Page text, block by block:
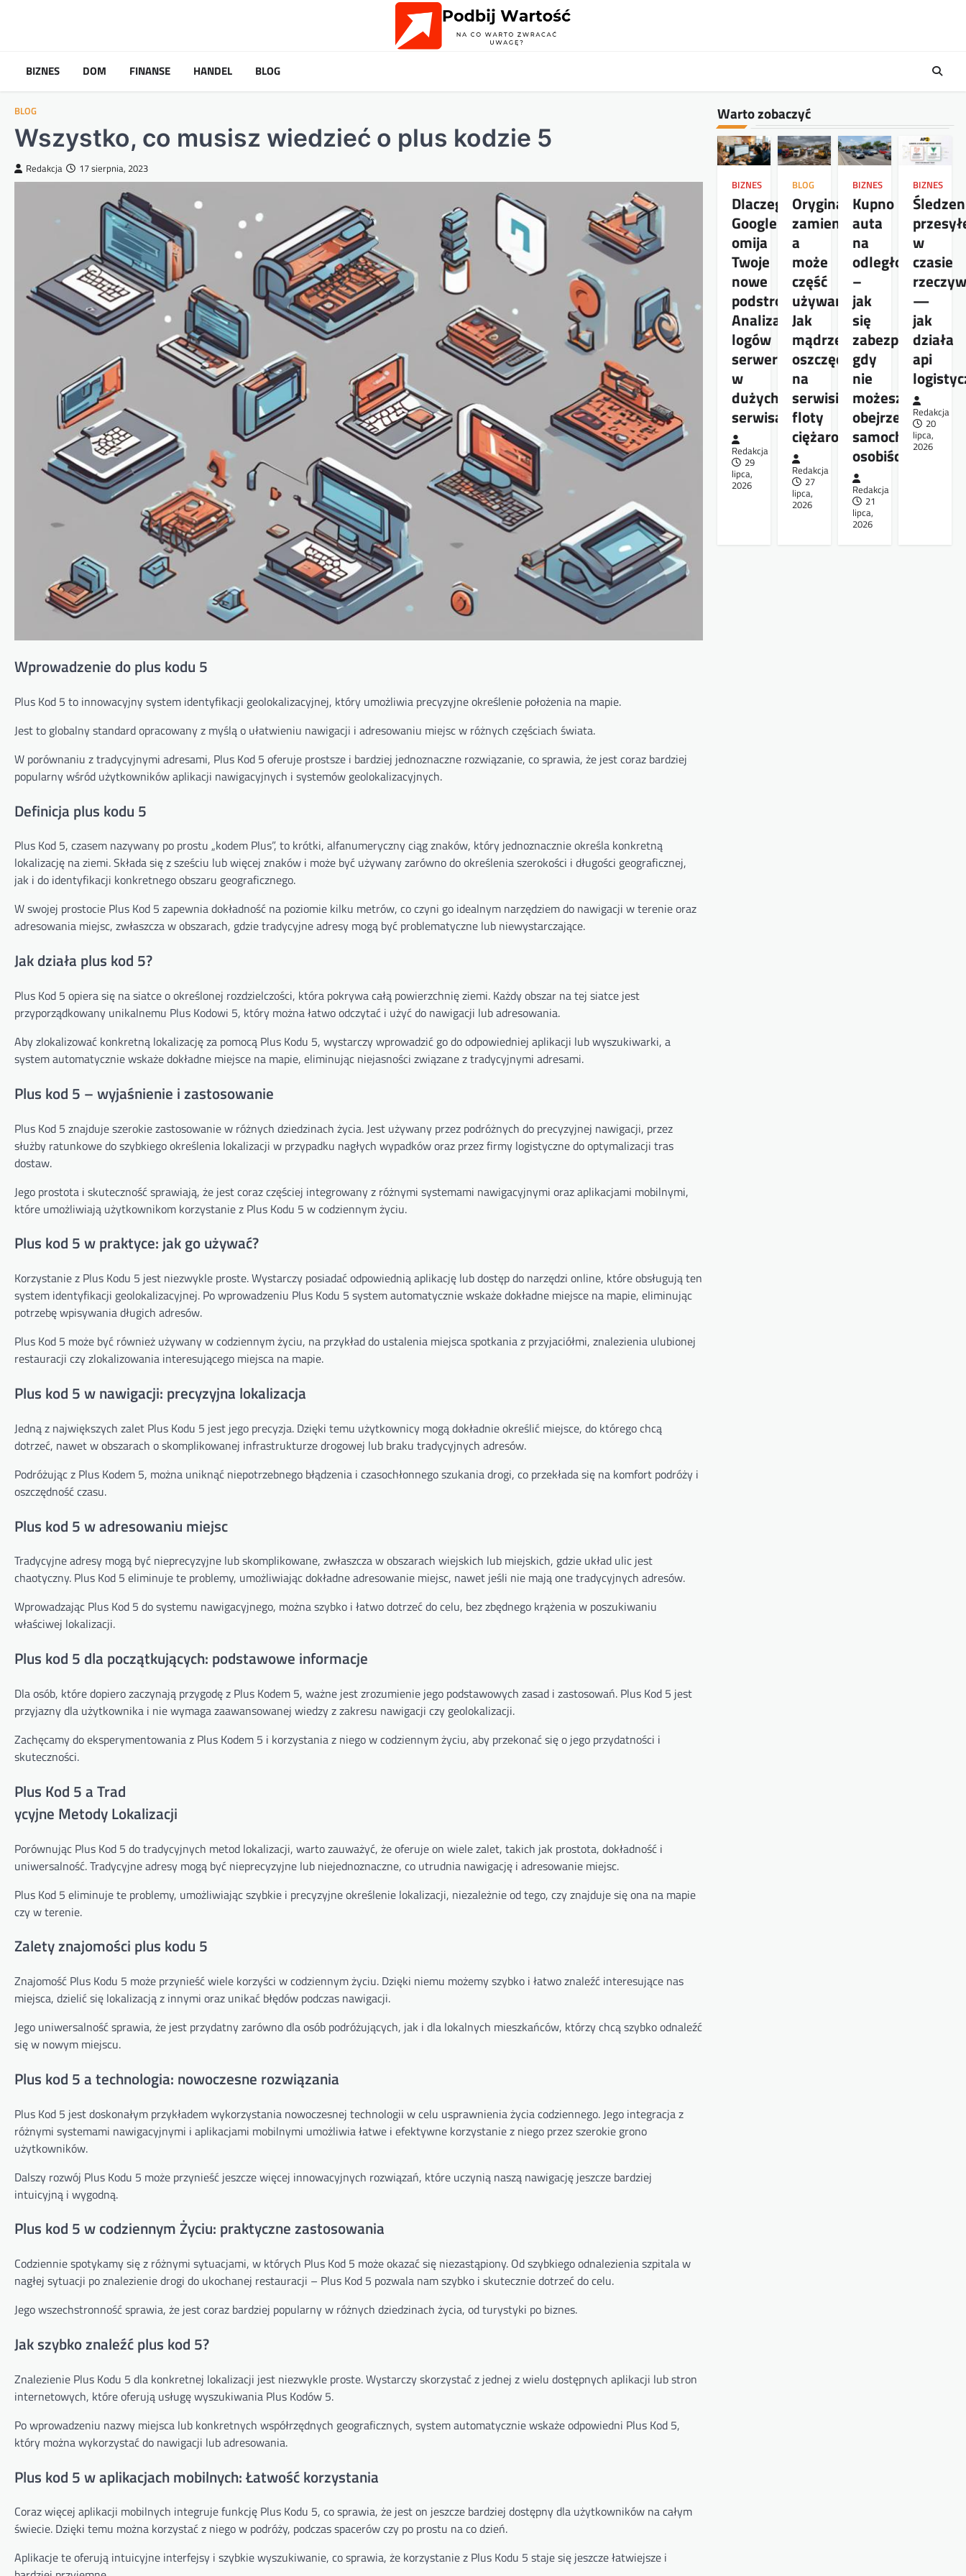
BIZNES DOM FINANSE HANDEL BLOG
BLOG
Wszystko, co musisz wiedzieć o plus kodzie 5
Redakcja 17 sierpnia, 2023
Wprowadzenie do plus kodu 5
Plus Kod 5 to innowacyjny system identyfikacji geolokalizacyjnej, który umożliwia precyzyjne określenie położenia na mapie.
Jest to globalny standard opracowany z myślą o ułatwieniu nawigacji i adresowaniu miejsc w różnych częściach świata.
W porównaniu z tradycyjnymi adresami, Plus Kod 5 oferuje prostsze i bardziej jednoznaczne rozwiązanie, co sprawia, że ​​jest coraz bardziej
popularny wśród użytkowników aplikacji nawigacyjnych i systemów geolokalizacyjnych.
Definicja plus kodu 5
Plus Kod 5, czasem nazywany po prostu „kodem Plus”, to krótki, alfanumeryczny ciąg znaków, który jednoznacznie określa konkretną
lokalizację na ziemi. Składa się z sześciu lub więcej znaków i może być używany zarówno do określenia szerokości i długości geograficznej,
jak i do identyfikacji konkretnego obszaru geograficznego.
W swojej prostocie Plus Kod 5 zapewnia dokładność na poziomie kilku metrów, co czyni go idealnym narzędziem do nawigacji w terenie oraz
adresowania miejsc, zwłaszcza w obszarach, gdzie tradycyjne adresy mogą być problematyczne lub niewystarczające.
Jak działa plus kod 5?
Plus Kod 5 opiera się na siatce o określonej rozdzielczości, która pokrywa całą powierzchnię ziemi. Każdy obszar na tej siatce jest
przyporządkowany unikalnemu Plus Kodowi 5, który można łatwo odczytać i użyć do nawigacji lub adresowania.
Aby zlokalizować konkretną lokalizację za pomocą Plus Kodu 5, wystarczy wprowadzić go do odpowiedniej aplikacji lub wyszukiwarki, a
system automatycznie wskaże dokładne miejsce na mapie, eliminując niejasności związane z tradycyjnymi adresami.
Plus kod 5 – wyjaśnienie i zastosowanie
Plus Kod 5 znajduje szerokie zastosowanie w różnych dziedzinach życia. Jest używany przez podróżnych do precyzyjnej nawigacji, przez
służby ratunkowe do szybkiego określenia lokalizacji w przypadku nagłych wypadków oraz przez firmy logistyczne do optymalizacji tras
dostaw.
Jego prostota i skuteczność sprawiają, że ​​jest coraz częściej integrowany z różnymi systemami nawigacyjnymi oraz aplikacjami mobilnymi,
które umożliwiają użytkownikom korzystanie z Plus Kodu 5 w codziennym życiu.
Plus kod 5 w praktyce: jak go używać?
Korzystanie z Plus Kodu 5 jest niezwykle proste. Wystarczy posiadać odpowiednią aplikację lub dostęp do narzędzi online, które obsługują ten
system identyfikacji geolokalizacyjnej. Po wprowadzeniu Plus Kodu 5 system automatycznie wskaże dokładne miejsce na mapie, eliminując
potrzebę wpisywania długich adresów.
Plus Kod 5 może być również używany w codziennym życiu, na przykład do ustalenia miejsca spotkania z przyjaciółmi, znalezienia ulubionej
restauracji czy zlokalizowania interesującego miejsca na mapie.
Plus kod 5 w nawigacji: precyzyjna lokalizacja
Jedną z największych zalet Plus Kodu 5 jest jego precyzja. Dzięki temu użytkownicy mogą dokładnie określić miejsce, do którego chcą
dotrzeć, nawet w obszarach o skomplikowanej infrastrukturze drogowej lub braku tradycyjnych adresów.
Podróżując z Plus Kodem 5, można uniknąć niepotrzebnego błądzenia i czasochłonnego szukania drogi, co przekłada się na komfort podróży i
oszczędność czasu.
Plus kod 5 w adresowaniu miejsc
Tradycyjne adresy mogą być nieprecyzyjne lub skomplikowane, zwłaszcza w obszarach wiejskich lub miejskich, gdzie układ ulic jest
chaotyczny. Plus Kod 5 eliminuje te problemy, umożliwiając dokładne adresowanie miejsc, nawet jeśli nie mają one tradycyjnych adresów.
Wprowadzając Plus Kod 5 do systemu nawigacyjnego, można szybko i łatwo dotrzeć do celu, bez zbędnego krążenia w poszukiwaniu
właściwej lokalizacji.
Plus kod 5 dla początkujących: podstawowe informacje
Dla osób, które dopiero zaczynają przygodę z Plus Kodem 5, ważne jest zrozumienie jego podstawowych zasad i zastosowań. Plus Kod 5 jest
przyjazny dla użytkownika i nie wymaga zaawansowanej wiedzy z zakresu nawigacji czy geolokalizacji.
Zachęcamy do eksperymentowania z Plus Kodem 5 i korzystania z niego w codziennym życiu, aby przekonać się o jego przydatności i
skuteczności.
Plus Kod 5 a Trad
ycyjne Metody Lokalizacji
Porównując Plus Kod 5 do tradycyjnych metod lokalizacji, warto zauważyć, że oferuje on wiele zalet, takich jak prostota, dokładność i
uniwersalność. Tradycyjne adresy mogą być nieprecyzyjne lub niejednoznaczne, co utrudnia nawigację i adresowanie miejsc.
Plus Kod 5 eliminuje te problemy, umożliwiając szybkie i precyzyjne określenie lokalizacji, niezależnie od tego, czy znajduje się ona na mapie
czy w terenie.
Zalety znajomości plus kodu 5
Znajomość Plus Kodu 5 może przynieść wiele korzyści w codziennym życiu. Dzięki niemu możemy szybko i łatwo znaleźć interesujące nas
miejsca, dzielić się lokalizacją z innymi oraz unikać błędów podczas nawigacji.
Jego uniwersalność sprawia, że ​​jest przydatny zarówno dla osób podróżujących, jak i dla lokalnych mieszkańców, którzy chcą szybko odnaleźć
się w nowym miejscu.
Plus kod 5 a technologia: nowoczesne rozwiązania
Plus Kod 5 jest doskonałym przykładem wykorzystania nowoczesnej technologii w celu usprawnienia życia codziennego. Jego integracja z
różnymi systemami nawigacyjnymi i aplikacjami mobilnymi umożliwia łatwe i efektywne korzystanie z niego przez szerokie grono
użytkowników.
Dalszy rozwój Plus Kodu 5 może przynieść jeszcze więcej innowacyjnych rozwiązań, które uczynią naszą nawigację jeszcze bardziej
intuicyjną i wygodną.
Plus kod 5 w codziennym Życiu: praktyczne zastosowania
Codziennie spotykamy się z różnymi sytuacjami, w których Plus Kod 5 może okazać się niezastąpiony. Od szybkiego odnalezienia szpitala w
nagłej sytuacji po znalezienie drogi do ukochanej restauracji – Plus Kod 5 pozwala nam szybko i skutecznie dotrzeć do celu.
Jego wszechstronność sprawia, że jest coraz bardziej popularny w różnych dziedzinach życia, od turystyki po biznes.
Jak szybko znaleźć plus kod 5?
Znalezienie Plus Kodu 5 dla konkretnej lokalizacji jest niezwykle proste. Wystarczy skorzystać z jednej z wielu dostępnych aplikacji lub stron
internetowych, które oferują usługę wyszukiwania Plus Kodów 5.
Po wprowadzeniu nazwy miejsca lub konkretnych współrzędnych geograficznych, system automatycznie wskaże odpowiedni Plus Kod 5,
który można wykorzystać do nawigacji lub adresowania.
Plus kod 5 w aplikacjach mobilnych: Łatwość korzystania
Coraz więcej aplikacji mobilnych integruje funkcję Plus Kodu 5, co sprawia, że jest on jeszcze bardziej dostępny dla użytkowników na całym
świecie. Dzięki temu można korzystać z niego w podróży, podczas spacerów czy po prostu na co dzień.
Aplikacje te oferują intuicyjne interfejsy i szybkie wyszukiwanie, co sprawia, że korzystanie z Plus Kodu 5 staje się jeszcze łatwiejsze i
Warto zobaczyć
BIZNES
Dlaczego
Google
omija
Twoje
nowe
podstrony?
Analiza
logów
serwera
w
dużych
serwisach
Redakcja
29
lipca,
2026
BLOG
Oryginał,
zamiennik,
a
może
część
używana?
Jak
mądrze
oszczędzać
na
serwisie
floty
ciężarowej
Redakcja
27
lipca,
2026
BIZNES
Kupno
auta
na
odległość
–
jak
się
zabezpieczyć,
gdy
nie
możesz
obejrzeć
samochodu
osobiście
Redakcja
21
lipca,
2026
BIZNES
w
czasie
—
jak
działa
api
Redakcja
20
lipca,
2026